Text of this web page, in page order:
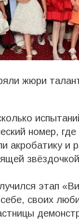
жюри
номер, где
акробатику и
этап
своих